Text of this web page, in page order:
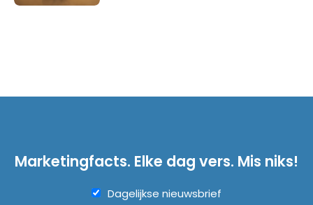
Marketingfacts. Elke dag vers. Mis niks!
Dagelijkse nieuwsbrief